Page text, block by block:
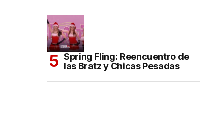
Spring Fling: Reencuentro de
las Bratz y Chicas Pesadas